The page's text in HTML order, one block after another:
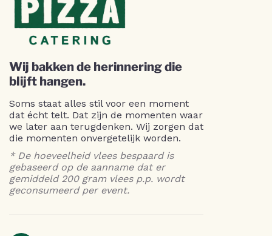
Wij bakken de herinnering die
blijft hangen.
Soms staat alles stil voor een moment
dat écht telt. Dat zijn de momenten waar
we later aan terugdenken. Wij zorgen dat
die momenten onvergetelijk worden.
* De hoeveelheid vlees bespaard is
gebaseerd op de aanname dat er
gemiddeld 200 gram vlees p.p. wordt
geconsumeerd per event.